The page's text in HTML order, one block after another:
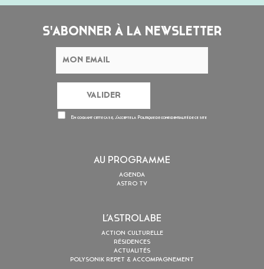
S'ABONNER À LA NEWSLETTER
En cochant cette case, j’accepte la Politique de confidentialitéde ce site
AU PROGRAMME
AGENDA
ASTRO TV
L’ASTROLABE
ACTION CULTURELLE
RÉSIDENCES
ACTUALITÉS
POLYSONIK REPET & ACCOMPAGNEMENT